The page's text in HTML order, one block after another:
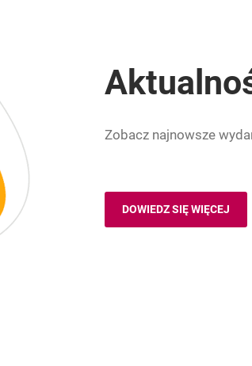
Zobacz najnowsze
DOWIEDZ SIĘ WIĘCEJ
AKTUALNOŚCI